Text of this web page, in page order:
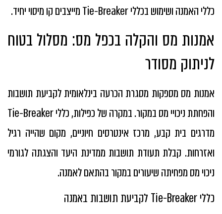
כללי האמנה ושימוש בכללי Tie-Breaker מייצבים קו מיסוי יחיד.
אמנות מס והקלה בכפל מס: מסלול בטוח
לניתוק מסודר
אמנות מס מספקות מסגרת הכרעה בינלאומית לקביעת תושבות
והפחתת ניכויי מס במקור. במקרה של כפילות, כללי Tie-Breaker
מדרגים בית קבע, מרכז אינטרסים חיוניים, מקום שהייה רגיל
ואזרחות. קבלת תעודת תושבות ממדינת היעד והצגתה לגורמי
ניכוי מס מפחיתה שיעורים במקור בהתאם לאמנה.
כללי Tie-Breaker לקביעת תושבות באמנה